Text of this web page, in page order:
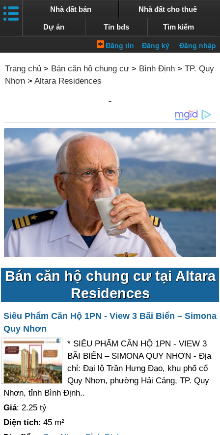
Nhà đất bán Nhà đất cho thuê
Dự án Tin bđs Tìm kiếm
Trang chủ > Bán căn hộ chung cư > Bình Định > TP. Quy
Nhơn > Altara Residences
Bán căn hộ chung cư tại Altara
Residences
Siêu Phẩm Căn Hộ 1PN - View 3 Bãi Biển – Simona
Quy Nhơn
* SIÊU PHẨM CĂN HỘ 1PN - VIEW 3
BÃI BIỂN – SIMONA QUY NHƠN - Địa
chỉ: Đại lộ Trần Hưng Đạo, khu phố cổ
Quy Nhơn, phường Hải Cảng, TP. Quy
Nhơn, tỉnh Bình Định..
Giá: 2.25 tỷ
Diện tích: 45 m²